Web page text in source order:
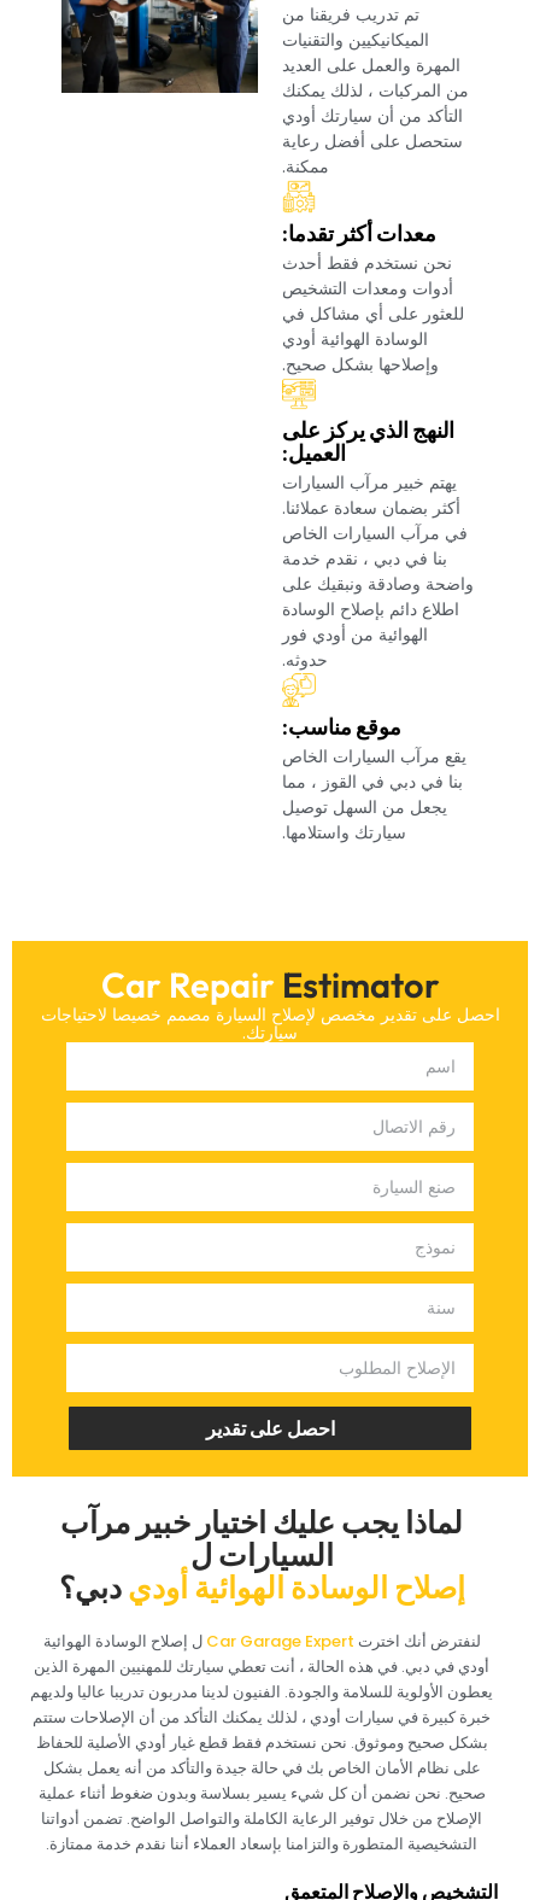
‏تم تدريب فريقنا من
الميكانيكيين والتقنيات
المهرة والعمل على العديد
من المركبات ، لذلك يمكنك
التأكد من أن سيارتك أودي
ستحصل على أفضل رعاية
ممكنة.‏
‏معدات أكثر تقدما:‏
‏نحن نستخدم فقط أحدث
أدوات ومعدات التشخيص
للعثور على أي مشاكل في
الوسادة الهوائية أودي
وإصلاحها بشكل صحيح.‏
‏النهج الذي يركز على
العميل:‏
‏يهتم خبير مرآب السيارات
أكثر بضمان سعادة عملائنا.
في مرآب السيارات الخاص
بنا في دبي ، نقدم خدمة
واضحة وصادقة ونبقيك على
اطلاع دائم بإصلاح الوسادة
الهوائية من أودي فور
حدوثه.‏
‏موقع مناسب:‏
‏يقع مرآب السيارات الخاص
بنا في دبي في القوز ، مما
يجعل من السهل توصيل
سيارتك واستلامها.‏
‏لماذا يجب عليك اختيار خبير مرآب
السيارات ل‏
‏إصلاح الوسادة الهوائية أودي‏‏دبي؟‏
‏لنفترض أنك اخترت‏ ‏ل‏ ‏إصلاح الوسادة الهوائية
أودي في دبي. في هذه الحالة ، أنت تعطي سيارتك للمهنيين المهرة الذين
يعطون الأولوية للسلامة والجودة. الفنيون لدينا مدربون تدريبا عاليا ولديهم
خبرة كبيرة في سيارات أودي ، لذلك يمكنك التأكد من أن الإصلاحات ستتم
بشكل صحيح وموثوق. نحن نستخدم فقط قطع غيار أودي الأصلية للحفاظ
على نظام الأمان الخاص بك في حالة جيدة والتأكد من أنه يعمل بشكل
صحيح. نحن نضمن أن كل شيء يسير بسلاسة وبدون ضغوط أثناء عملية
الإصلاح من خلال توفير الرعاية الكاملة والتواصل الواضح. تضمن أدواتنا
التشخيصية المتطورة والتزامنا بإسعاد العملاء أننا نقدم خدمة ممتازة.‏
‏التشخيص والإصلاح المتعمق‏
Car Repair Estimator
‏احصل على تقدير مخصص لإصلاح السيارة مصمم خصيصا لاحتياجات
سيارتك.‏
‏احصل على تقدير‏